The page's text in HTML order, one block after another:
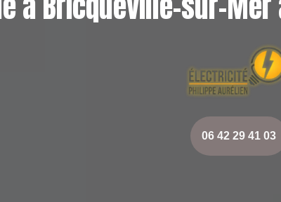
06 42 29 41 03